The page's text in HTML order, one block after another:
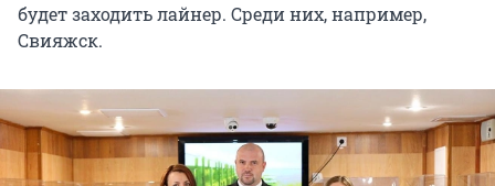
будет заходить лайнер. Среди них, например,
Свияжск.